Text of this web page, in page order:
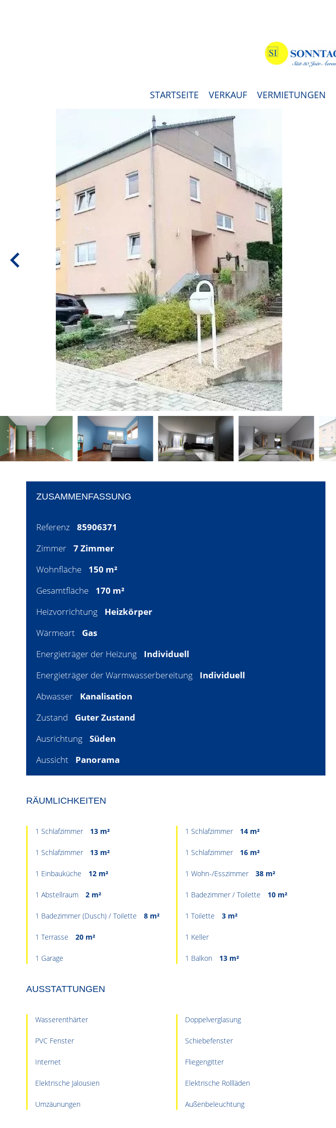
STARTSEITE VERKAUF VERMIETUNGEN
ZUSAMMENFASSUNG
Referenz
85906371
Zimmer
7 Zimmer
Wohnfläche
150 m²
Gesamtfläche
170 m²
Heizvorrichtung
Heizkörper
Wärmeart
Gas
Energieträger der Heizung
Individuell
Energieträger der Warmwasserbereitung
Individuell
Abwasser
Kanalisation
Zustand
Guter Zustand
Ausrichtung
Süden
Aussicht
Panorama
RÄUMLICHKEITEN
1 Schlafzimmer 13 m² 1 Schlafzimmer 14 m²
1 Schlafzimmer 13 m² 1 Schlafzimmer 16 m²
1 Einbauküche 12 m² 1 Wohn-/Esszimmer 38 m²
1 Abstellraum 2 m² 1 Badezimmer / Toilette 10 m²
1 Badezimmer (Dusch) / Toilette 8 m² 1 Toilette 3 m²
1 Terrasse 20 m² 1 Keller
1 Garage 1 Balkon 13 m²
AUSSTATTUNGEN
Wasserenthärter Doppelverglasung
PVC Fenster Schiebefenster
Internet Fliegengitter
Elektrische Jalousien Elektrische Rollläden
Umzäunungen Außenbeleuchtung